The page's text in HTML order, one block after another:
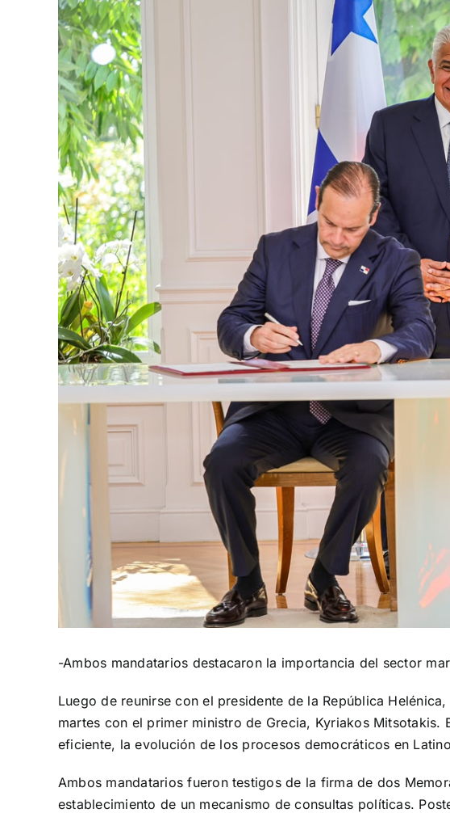
Larger
Image
-Ambos mandatarios destacaron la importancia del sector
Luego de reunirse con el presidente de la República
martes con el primer ministro de Grecia, Kyriakos
eficiente, la evolución de los procesos democráticos en
Ambos mandatarios fueron testigos de la firma de dos
establecimiento de un mecanismo de consultas políticas.